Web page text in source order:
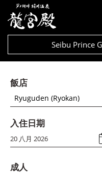
Seibu Prince
飯店
Ryuguden (Ryokan)
入住日期
成人